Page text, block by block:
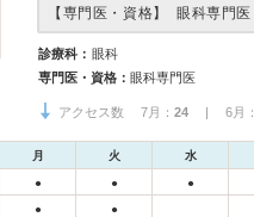
【専門医・資格】 眼科専門医
診療科： 眼科
専門医・資格： 眼科専門医
アクセス数 7月： 24 | 6月：
月 火 水
● ● ●
● ●